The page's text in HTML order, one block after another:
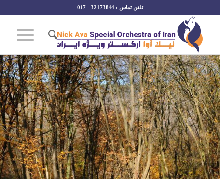
تلفن تماس : 32173844 - 017